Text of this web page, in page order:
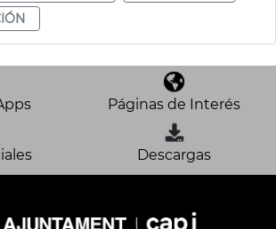
Páginas de Interés
Descargas